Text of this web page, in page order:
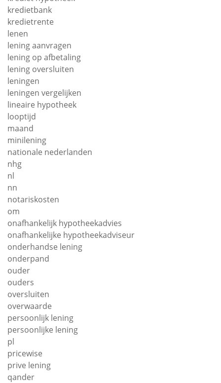
kredietbank
kredietrente
lenen
lening aanvragen
lening op afbetaling
lening oversluiten
leningen
leningen vergelijken
lineaire hypotheek
looptijd
maand
minilening
nationale nederlanden
nhg
nl
nn
notariskosten
om
onafhankelijk hypotheekadvies
onafhankelijke hypotheekadviseur
onderhandse lening
onderpand
ouder
ouders
oversluiten
overwaarde
persoonlijk lening
persoonlijke lening
pl
pricewise
prive lening
qander